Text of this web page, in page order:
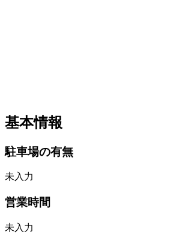
基本情報
駐車場の有無
未入力
営業時間
未入力